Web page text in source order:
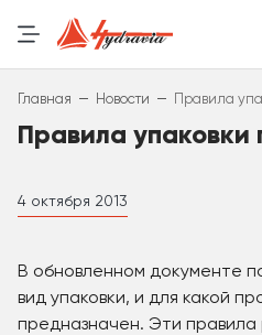
Главная – Новости – Правила
Правила упаковки
4 октября 2013
В обновленном документе
вид упаковки, и для какой
предназначен. Эти правила